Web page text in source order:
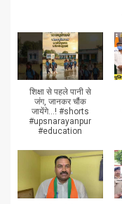
शिक्षा से पहले पानी से
जंग, जानकर चौंक
जायेंगे...! #shorts
#upsnarayanpur
#education